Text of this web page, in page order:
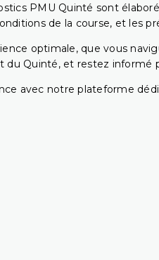
PMU Quinté sont
de la course, et les
optimale, que vous
du Quinté, et restez informé
avec notre plateforme